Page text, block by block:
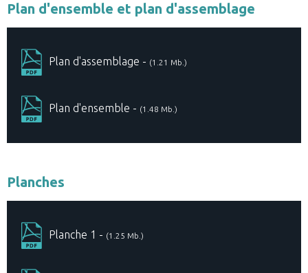
Plan d'ensemble et plan d'assemblage
Plan d'assemblage - (1.21 Mb.)
Plan d'ensemble - (1.48 Mb.)
Planches
Planche 1 - (1.25 Mb.)